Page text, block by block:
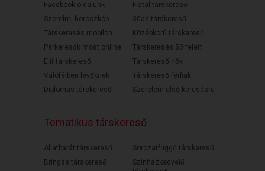
Facebook oldalunk
Szerelmi horoszkóp
Társkeresés mobilon
Párkeresők most online
Elit társkereső
Válófélben lévőknek
Diplomás társkereső
Fiatal társkereső
30as társkereső
Középkorú társkereső
Társkeresés 50 felett
Társkereső nők
Társkereső férfiak
Szerelem első keresésre
Tematikus társkereső
Állatbarát társkereső
Bringás társkereső
Sorozatfüggő társkereső
Színházkedvelő